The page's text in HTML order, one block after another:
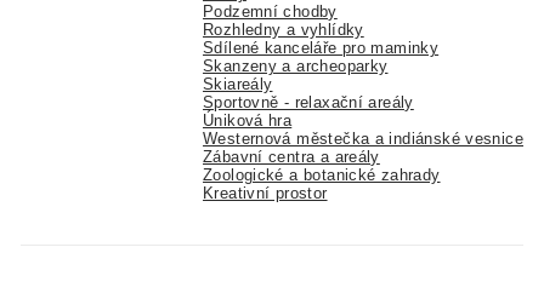
Podzemní chodby
Rozhledny a vyhlídky
Sdílené kanceláře pro maminky
Skanzeny a archeoparky
Skiareály
Sportovně - relaxační areály
Úniková hra
Westernová městečka a indiánské vesnice
Zábavní centra a areály
Zoologické a botanické zahrady
Kreativní prostor